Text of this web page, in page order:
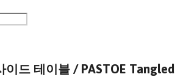
이드 테이블 / PASTOE Tangled